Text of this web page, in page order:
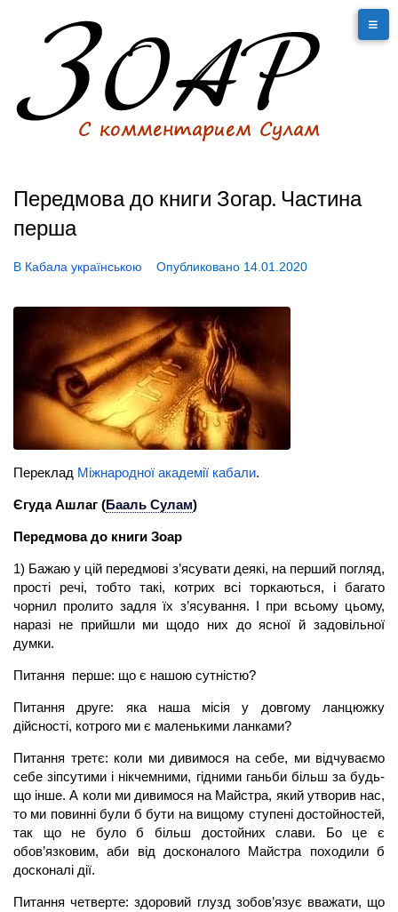
Передмова до книги Зогар. Частина
перша
В Кабала українською Опубликовано 14.01.2020
Переклад Міжнародної академії кабали.
Єгуда Ашлаг (Бааль Сулам)
Передмова до книги Зоар
1) Бажаю у цій передмові з’ясувати деякі, на перший погляд,
прості речі, тобто такі, котрих всі торкаються, і багато
чорнил пролито задля їх з’ясування. І при всьому цьому,
наразі не прийшли ми щодо них до ясної й задовільної
думки.
Питання перше: що є нашою сутністю?
Питання друге: яка наша місія у довгому ланцюжку
дійсності, котрого ми є маленькими ланками?
Питання третє: коли ми дивимося на себе, ми відчуваємо
себе зіпсутими і нікчемними, гідними ганьби більш за будь-
що інше. А коли ми дивимося на Майстра, який утворив нас,
то ми повинні були б бути на вищому ступені достойностей,
так що не було б більш достойних слави. Бо це є
обов’язковим, аби від досконалого Майстра походили б
досконалі дії.
Питання четверте: здоровий глузд зобов’язує вважати, що